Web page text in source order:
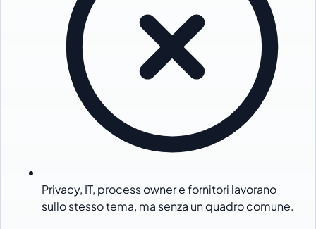
Privacy, IT, process owner e fornitori lavorano
sullo stesso tema, ma senza un quadro comune.